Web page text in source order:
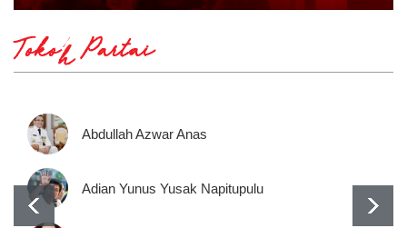
Tokoh Partai
Abdullah Azwar Anas
Adian Yunus Yusak Napitupulu